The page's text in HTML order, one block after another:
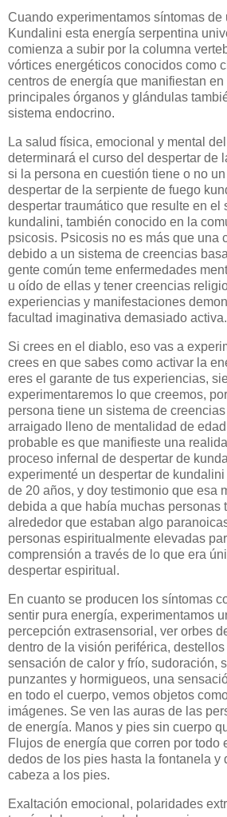
Cuando experimentamos síntomas de
Kundalini esta energía serpentina
comienza a subir por la columna
vórtices energéticos conocidos como
centros de energía que manifiestan
principales órganos y glándulas
sistema endocrino.
La salud física, emocional y mental
determinará el curso del despertar de
si la persona en cuestión tiene o no un
despertar de la serpiente de fuego
despertar traumático que resulte en el
kundalini, también conocido en la
psicosis. Psicosis no es más que una
debido a un sistema de creencias
gente común teme enfermedades
u oído de ellas y tener creencias
experiencias y manifestaciones
facultad imaginativa demasiado activa.
Si crees en el diablo, eso vas a
crees en que sabes como activar la
eres el garante de tus experiencias,
experimentaremos lo que creemos,
persona tiene un sistema de
arraigado lleno de mentalidad de
probable es que manifieste una
proceso infernal de despertar de
experimenté un despertar de
de 20 años, y doy testimonio que esa
debida a que había muchas personas
alrededor que estaban algo
personas espiritualmente elevadas
comprensión a través de lo que era
despertar espiritual.
En cuanto se producen los síntomas
sentir pura energía, experimentamos
percepción extrasensorial, ver orbes
dentro de la visión periférica,
sensación de calor y frío, sudoración,
punzantes y hormigueos, una
en todo el cuerpo, vemos objetos
imágenes. Se ven las auras de las
de energía. Manos y pies sin cuerpo
Flujos de energía que corren por todo
dedos de los pies hasta la fontanela y
cabeza a los pies.
Exaltación emocional, polaridades